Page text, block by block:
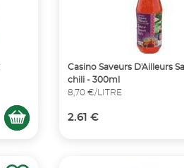
Casino Saveurs D'Ailleurs
chili - 300ml
8,70 €/LITRE
2.61 €